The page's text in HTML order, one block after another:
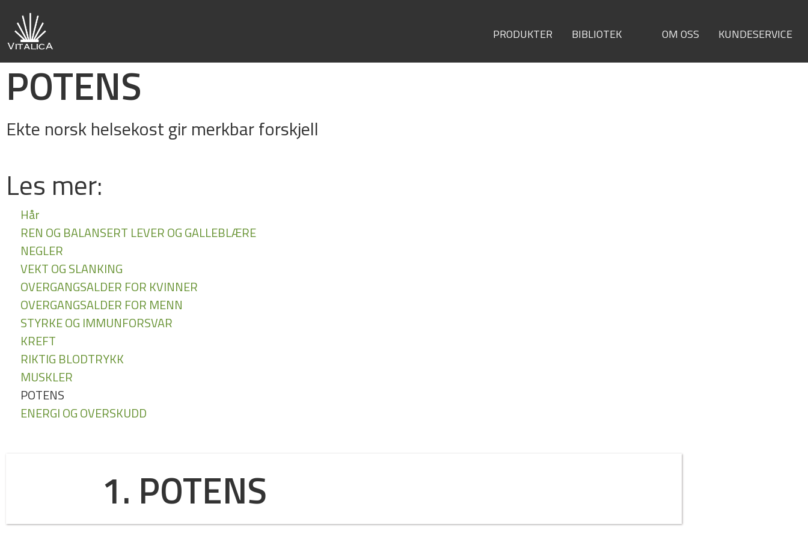
PRODUKTER BIBLIOTEK OM OSS KUNDESERVICE
POTENS
Ekte norsk helsekost gir merkbar forskjell
Les mer:
Hår
REN OG BALANSERT LEVER OG GALLEBLÆRE
NEGLER
VEKT OG SLANKING
OVERGANGSALDER FOR KVINNER
OVERGANGSALDER FOR MENN
STYRKE OG IMMUNFORSVAR
KREFT
RIKTIG BLODTRYKK
MUSKLER
POTENS
ENERGI OG OVERSKUDD
1. POTENS